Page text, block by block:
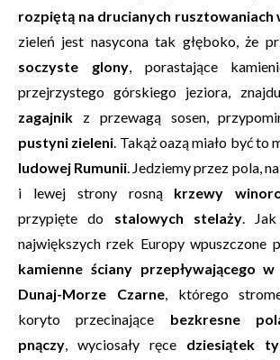
rozpiętą na drucianych rusztowaniach
zieleń jest nasycona tak głęboko, że
soczyste glony, porastające
przejrzystego górskiego jeziora,
zagajnik z przewagą sosen,
pustyni zieleni. Takąż oazą miało być to
ludowej Rumunii. Jedziemy przez pola,
i lewej strony rosną krzewy
przypięte do stalowych stelaży.
największych rzek Europy wpuszczone
kamienne ściany przepływającego
Dunaj-Morze Czarne, którego
koryto przecinające bezkresne
pnączy, wyciosały ręce dziesiątek